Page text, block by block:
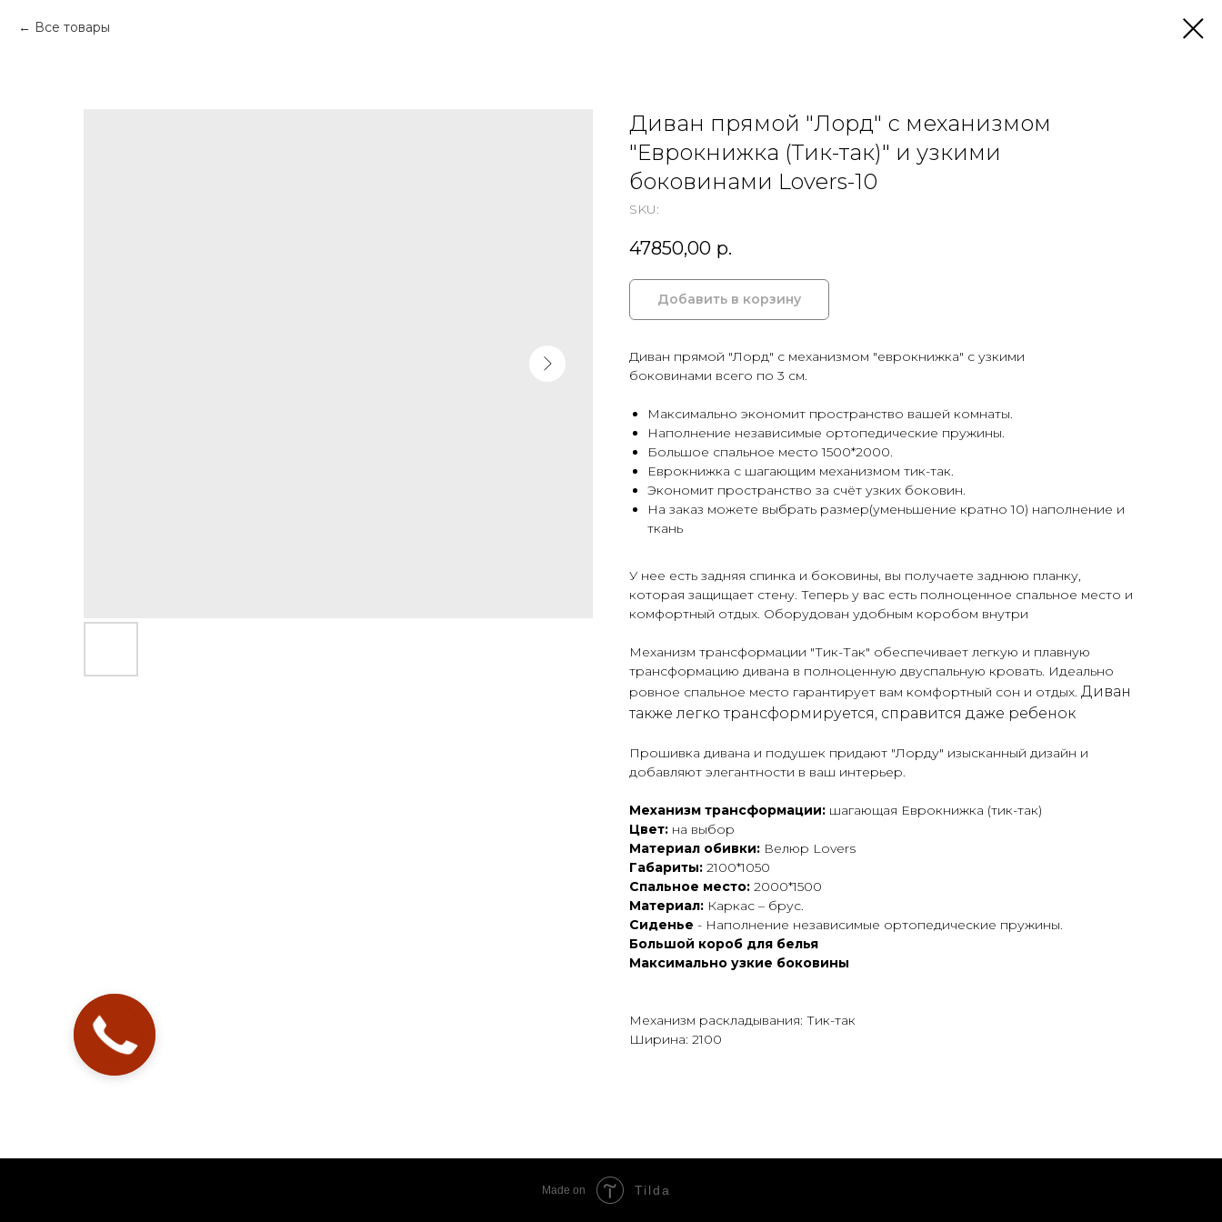
Все товары
Диван прямой "Лорд" с механизмом
"Еврокнижка (Тик-так)" и узкими
боковинами Lovers-10
SKU:
47850,00 р.
Добавить в корзину
Диван прямой "Лорд" с механизмом "еврокнижка" с узкими
боковинами всего по 3 см.
Максимально экономит пространство вашей комнаты.
Наполнение независимые ортопедические пружины.
Большое спальное место 1500*2000.
Еврокнижка с шагающим механизмом тик-так.
Экономит пространство за счёт узких боковин.
На заказ можете выбрать размер(уменьшение кратно 10) наполнение и
ткань
У нее есть задняя спинка и боковины, вы получаете заднюю планку,
которая защищает стену. Теперь у вас есть полноценное спальное место и
комфортный отдых. Оборудован удобным коробом внутри
Механизм трансформации "Тик-Так" обеспечивает легкую и плавную
трансформацию дивана в полноценную двуспальную кровать. Идеально
ровное спальное место гарантирует вам комфортный сон и отдых. Диван
также легко трансформируется, справится даже ребенок
Прошивка дивана и подушек придают "Лорду" изысканный дизайн и
добавляют элегантности в ваш интерьер.
Механизм трансформации: шагающая Еврокнижка (тик-так)
Цвет: на выбор
Материал обивки: Велюр Lovers
Габариты: 2100*1050
Спальное место: 2000*1500
Материал: Каркас – брус.
Сиденье - Наполнение независимые ортопедические пружины.
Большой короб для белья
Максимально узкие боковины
Механизм раскладывания: Тик-так
Ширина: 2100
Made on Tilda